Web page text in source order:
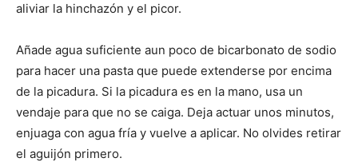
aliviar la hinchazón y el picor.
Añade agua suficiente aun poco de bicarbonato de sodio
para hacer una pasta que puede extenderse por encima
de la picadura. Si la picadura es en la mano, usa un
vendaje para que no se caiga. Deja actuar unos minutos,
enjuaga con agua fría y vuelve a aplicar. No olvides retirar
el aguijón primero.